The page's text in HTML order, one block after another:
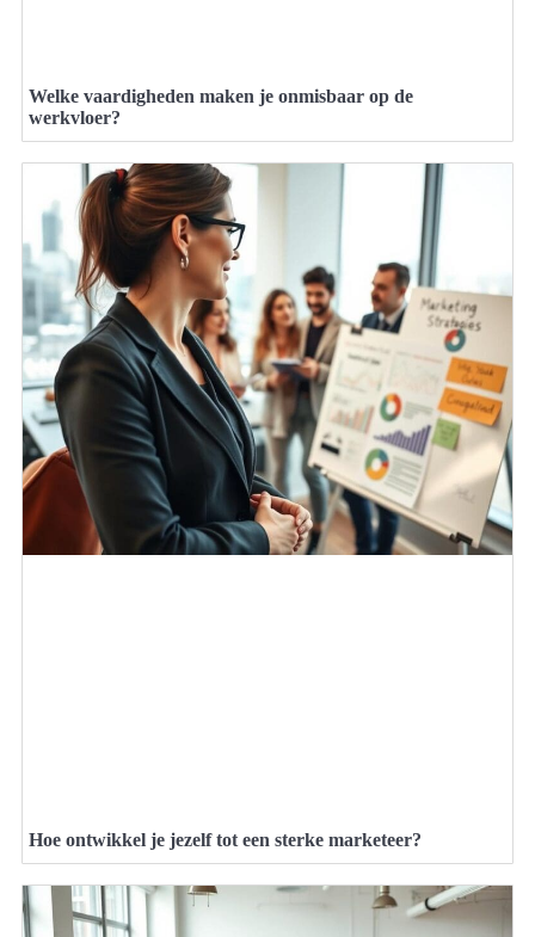
Welke vaardigheden maken je onmisbaar op de
werkvloer?
Hoe ontwikkel je jezelf tot een sterke marketeer?